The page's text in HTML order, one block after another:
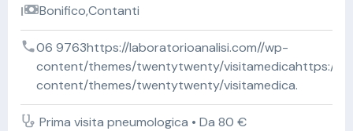
Bonifico,Contanti
06 9763https://laboratorioanalisi.com//wp-
content/themes/twentytwenty/visitamedicahttps://
content/themes/twentytwenty/visitamedica.
Prima visita pneumologica • Da 80 €